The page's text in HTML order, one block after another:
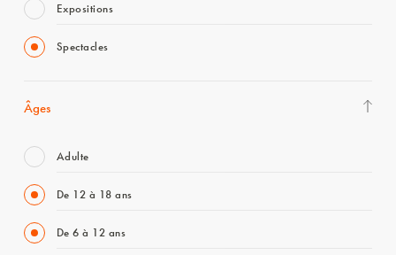
Expositions
Spectacles
Âges
Adulte
De 12 à 18 ans
De 6 à 12 ans